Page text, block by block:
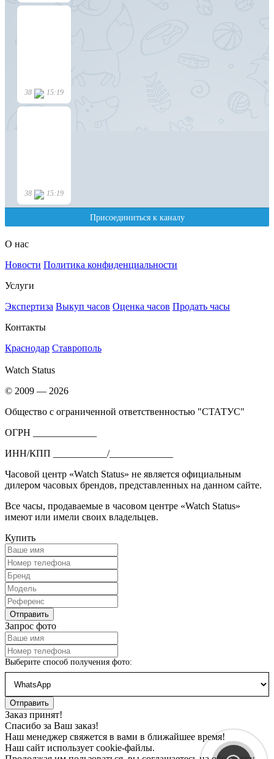
О нас
Новости Политика конфиденциальности
Услуги
Экспертиза Выкуп часов Оценка часов Продать часы
Контакты
Краснодар Ставрополь
Watch Status
© 2009 — 2026
Общество с ограниченной ответственностью "СТАТУС"
ОГРН _____________
ИНН/КПП ___________/_____________
Часовой центр «Watch Status» не является официальным
дилером часовых брендов, представленных на данном сайте.
Все часы, продаваемые в часовом центре «Watch Status»
имеют или имели своих владельцев.
Купить
Запрос фото
Выберите способ получения фото:
Заказ принят!
Спасибо за Ваш заказ!
Наш менеджер свяжется в вами в ближайшее время!
Наш сайт использует cookie-файлы.